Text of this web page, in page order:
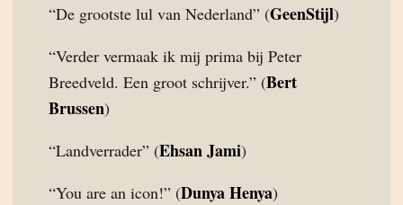
“De grootste lul van Nederland” (GeenStijl)
“Verder vermaak ik mij prima bij Peter
Breedveld. Een groot schrijver.” (Bert
Brussen)
“Landverrader” (Ehsan Jami)
“You are an icon!” (Dunya Henya)